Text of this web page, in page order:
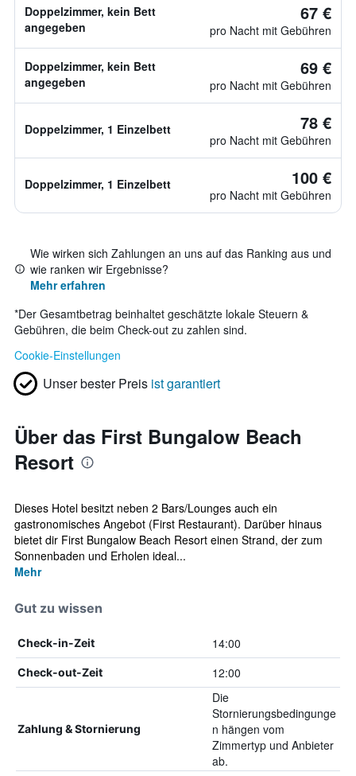
Doppelzimmer, kein Bett
angegeben
67 €
pro Nacht mit Gebühren
Doppelzimmer, kein Bett
angegeben
69 €
pro Nacht mit Gebühren
Doppelzimmer, 1 Einzelbett 78 €
pro Nacht mit Gebühren
Doppelzimmer, 1 Einzelbett 100 €
pro Nacht mit Gebühren
Wie wirken sich Zahlungen an uns auf das Ranking aus und
wie ranken wir Ergebnisse?
Mehr erfahren
*Der Gesamtbetrag beinhaltet geschätzte lokale Steuern &
Gebühren, die beim Check-out zu zahlen sind.
Cookie-Einstellungen
Unser bester Preis ist garantiert
Über das First Bungalow Beach
Resort
Dieses Hotel besitzt neben 2 Bars/Lounges auch ein
gastronomisches Angebot (First Restaurant). Darüber hinaus
bietet dir First Bungalow Beach Resort einen Strand, der zum
Sonnenbaden und Erholen ideal...
Mehr
Gut zu wissen
Check-in-Zeit 14:00
Check-out-Zeit 12:00
Zahlung & Stornierung
Die
Stornierungsbedingunge
n hängen vom
Zimmertyp und Anbieter
ab.